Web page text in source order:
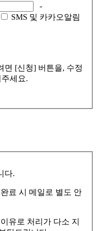
-
SMS 및 카카오알림
면 [신청] 버튼을, 수정
세요.
다.
료 시 메일로 별도 안
유로 처리가 다소 지